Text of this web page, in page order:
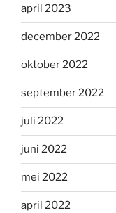
april 2023
december 2022
oktober 2022
september 2022
juli 2022
juni 2022
mei 2022
april 2022